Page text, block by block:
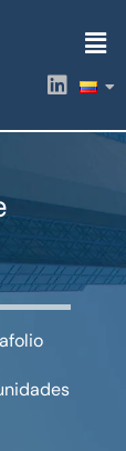
L
i
k
i